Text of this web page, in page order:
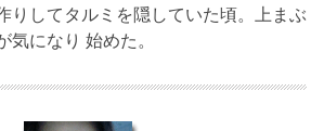
りしてタルミを隠していた頃。上まぶ
気になり 始めた。